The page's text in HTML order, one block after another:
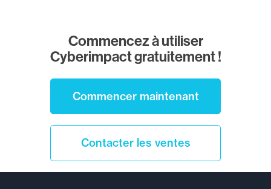
Commencez à utiliser
Cyberimpact gratuitement !
Commencer maintenant
Contacter les ventes